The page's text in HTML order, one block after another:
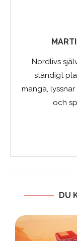
Nördlivs
ständigt
manga,
och
DU